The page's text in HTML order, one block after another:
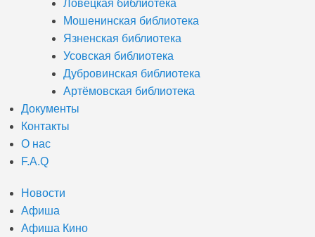
Ловецкая библиотека
Мошенинская библиотека
Язненская библиотека
Усовская библиотека
Дубровинская библиотека
Артёмовская библиотека
Документы
Контакты
О нас
F.A.Q
Новости
Афиша
Афиша Кино